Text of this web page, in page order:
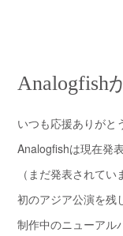
Analogfish
いつも応援ありがと
Analogfishは現在発
（まだ発表されて
初のアジア公演を残
制作中のニューアル